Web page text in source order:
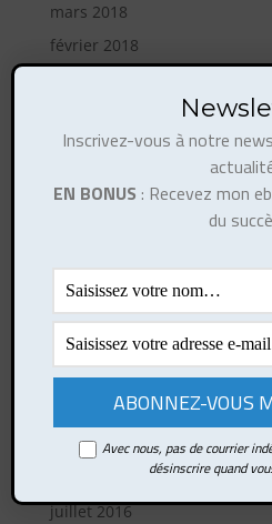
mars 2018
février 2018
octobre 2017
avril 2017
mars 2017
février 2017
octobre 2016
septembre 2016
juillet 2016
Inscrivez-vous à notre
EN BONUS : Recevez mon
du
Avec nous, pas de courrier
désinscrire quand